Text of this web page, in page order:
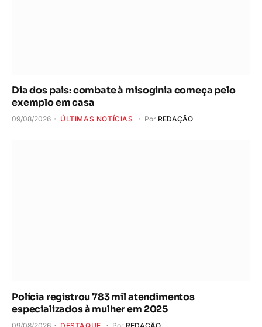
Dia dos pais: combate à misoginia começa pelo
exemplo em casa
09/08/2026 ÚLTIMAS NOTÍCIAS Por REDAÇÃO
Polícia registrou 783 mil atendimentos
especializados à mulher em 2025